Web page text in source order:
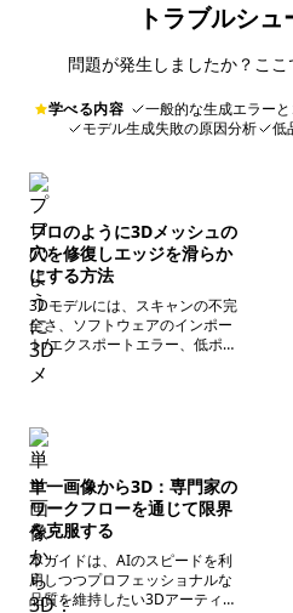
ズを一度で確定させます。トラブルシ
問題が発生しましたか？ここ
学べる内容
一般的な生成エラー
モデル生成失敗の原因分析
低
プロのように3Dメッシュの
穴を修復しエッジを滑らか
にする方法
3Dモデルには、スキャンの不完
全さ、ソフトウェアのインポー
ト/エクスポートエラー、低ポリ
ゴン数などが原因で穴やエッジ
の粗さがよく発生します。これ
などの作業の妨げにもなりま
す。
単一画像から3D：専門家の
ワークフローを通じて限界
を克服する
本ガイドは、AIのスピードを利
用しつつプロフェッショナルな
品質を維持したい3Dアーティス